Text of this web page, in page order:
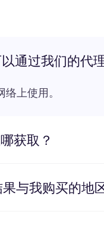
通过我们的代
上使用。
获取？
与我购买的地